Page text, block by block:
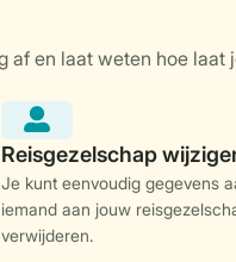
Je kunt eenvoudig gegevens
iemand aan jouw
verwijderen.